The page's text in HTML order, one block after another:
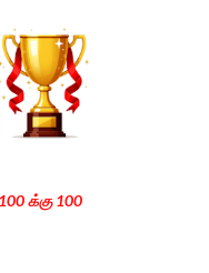
க்கு 100